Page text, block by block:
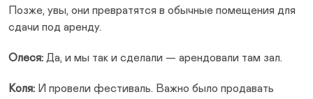
Позже, увы, они превратятся в обычные помещения для
сдачи под аренду.
Олеся: Да, и мы так и сделали — арендовали там зал.
Коля: И провели фестиваль. Важно было продавать